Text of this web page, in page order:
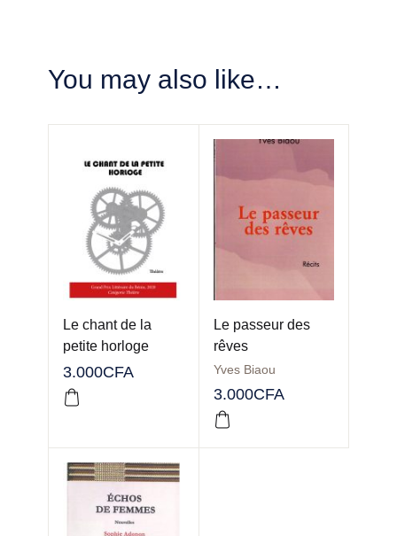
You may also like…
Le chant de la
petite horloge
3.000CFA
Le passeur des
rêves
Yves Biaou
3.000CFA